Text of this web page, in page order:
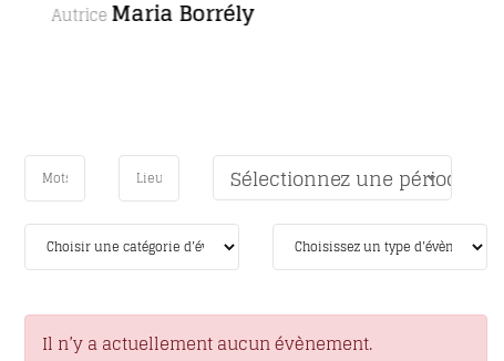
Sélectionnez une période
Il n’y a actuellement aucun évènement.